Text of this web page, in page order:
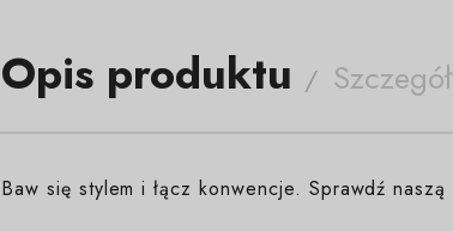
Opis produktu
Baw się stylem i łącz konwencje. Sprawdź